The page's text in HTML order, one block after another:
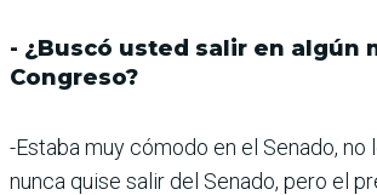
- ¿Buscó usted salir en algún
Congreso?
-Estaba muy cómodo en el Senado, no
nunca quise salir del Senado, pero el